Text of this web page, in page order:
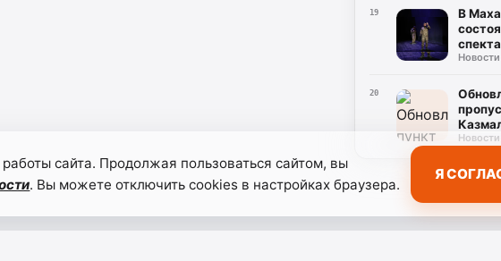
19
В
Новости
20
Новости
сайта. Продолжая пользоваться сайтом, вы
. Вы можете отключить cookies в настройках браузера.
Я